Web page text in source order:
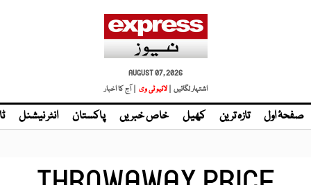
AUGUST 07, 2026
اشتہار لگائیں | لائیو ٹی وی | آج کا اخبار
صفحۂ اول تازہ ترین کھیل خاص خبریں پاکستان انٹر نیشنل